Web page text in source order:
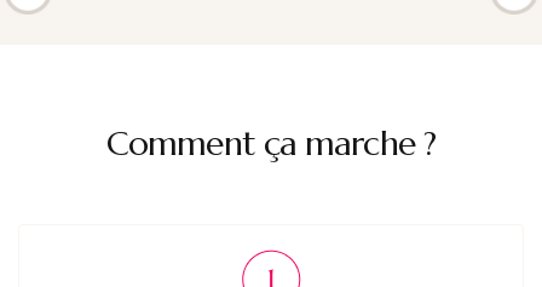
Comment ça marche ?